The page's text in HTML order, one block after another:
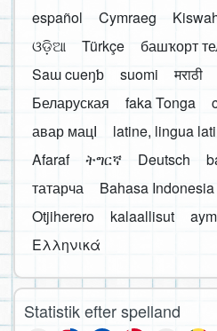
español
Cymraeg
ଓଡ଼ିଆ
Türkçe башҡорт
Saɯ cueŋƅ
suomi मराठी
Беларуская
faka Tonga
авар мацӀ
latine, lingua
Afaraf
ትግርኛ Deutsch
татарча
Bahasa Indonesia
Otjiherero
kalaallisut
Ελληνικά
Statistik efter spelland